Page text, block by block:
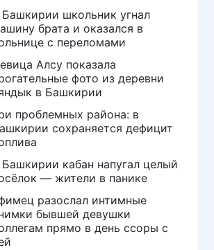
Башкирии школьник угнал
брата и оказался в
с переломами
Алсу показала
фото из деревни
в Башкирии
проблемных района: в
сохраняется дефицит
кабан напугал целый
— жители в панике
разослал интимные
бывшей девушки
прямо в день ссоры с